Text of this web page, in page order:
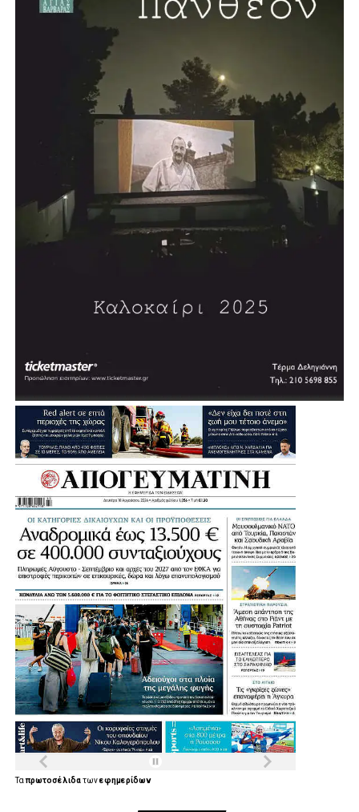
Βαρβάρα, με πισίνα μήκους 25 μέτρων. Το έργο, όπως
ανέφερε, προωθείται σε συνεργασία με την Περιφέρεια και
πρόκειται να κατασκευαστεί σε χώρο χαρακτηρισμένο για
αθλητικές εγκαταστάσεις.
Σύμφωνα με τον σχεδιασμό, η διαδικασία δημοπράτησης
αναμένεται να ξεκινήσει μέσα στη χρονιά, με τον δήμαρχο
πόλη θα διαθέτει ένα σύγχρονο κλειστό κολυμβητήριο.
«Θέλουμε πολύ να το υποστηρίξουμε αυτό και να
δώσουμε μία διέξοδο», σημείωσε, εξηγώντας ότι σήμερα
πολλοί κάτοικοι και παιδιά της Αγίας Βαρβάρας
αναγκάζονται να χρησιμοποιούν κολυμβητήρια γειτονικών
Δήμων.
Μια παρέμβαση που έρχεται να ενισχύσει ακόμη
περισσότερο τις αθλητικές υποδομές της Αγίας Βαρβάρας
και να δώσει νέες δυνατότητες άθλησης στα παιδιά, στους
συλλόγους και συνολικά στους κατοίκους της πόλης.
Η Συνέντευξη του Δημάρχου Αγίας Βαρβάρας:
Ταπρωτοσέλιδατωνεφημερίδων